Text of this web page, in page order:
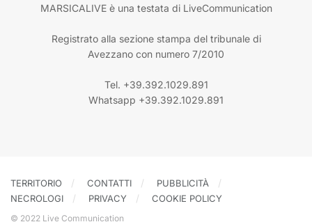
MARSICALIVE è una testata di LiveCommunication
Registrato alla sezione stampa del tribunale di
Avezzano con numero 7/2010
Tel. +39.392.1029.891
Whatsapp +39.392.1029.891
TERRITORIO CONTATTI
PUBBLICITÀ
NECROLOGI
PRIVACY COOKIE POLICY
© 2022 Live Communication